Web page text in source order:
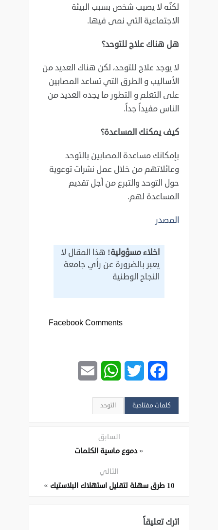
لكنّه لا يصيب شخص بسبب البيئة
الاجتماعية التي ‏نمى فيها. ‏
هل هناك علاج للتوحد؟
لا يوجد علاج للتوحد، لكن هناك العديد من
الأساليب و الطرق التي تساعد المصابين
على التعلم و التطور ما ‏يجده العديد من
الناس مفيداً جداً. ‏
كيف يمكنك المساعدة؟
بإمكانك مساعدة المصابين بالتوحد
وعائلاتهم من خلال عمل نشرات توعوية
حول التوحد والتبرع من أجل ‏تقديم
المساعدة لهم.‏
المصدر
اخلاء مسؤولية! هذا المقال لا
يعبر بالضرورة عن رأي جامعة
النجاح الوطنية
Facebook Comments
Facebook
Twitter
WhatsApp
كلمات مفتاحية التوحد
السابق
«دموع ماسية الكلمات
التالي
10 طرق سهلة لتقليل استهلاك البلاستيك
»
اترك تعليقاً